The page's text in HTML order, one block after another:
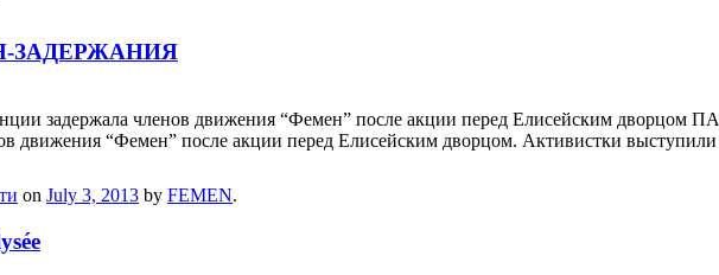
ЗАДЕРЖАНИЯ
задержала членов движения “Фемен” после акции перед Елисейским
движения “Фемен” после акции перед Елисейским дворцом. Активистки
on July 3, 2013 by FEMEN.